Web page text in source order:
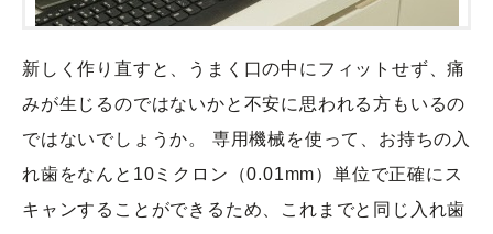
新しく作り直すと、うまく口の中にフィットせず、痛
みが生じるのではないかと不安に思われる方もいるの
ではないでしょうか。 専用機械を使って、お持ちの入
れ歯をなんと10ミクロン（0.01mm）単位で正確にス
キャンすることができるため、これまでと同じ入れ歯